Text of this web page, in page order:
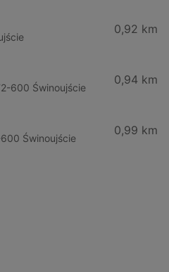
0,92 km
600 Świnoujście
0,94 km
Świnoujście
0,99 km